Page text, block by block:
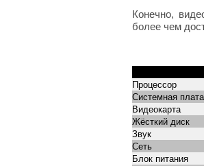
Конечно,
более чем
Процессор
Системная плата
Видеокарта
Жёсткий диск
Звук
Сеть
Блок питания